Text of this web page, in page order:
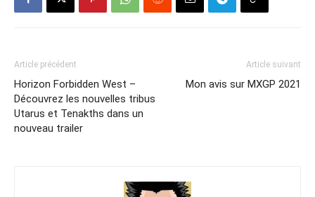
Article précédent
Horizon Forbidden West –
Découvrez les nouvelles tribus
Utarus et Tenakths dans un
nouveau trailer
Article suivant
Mon avis sur MXGP 2021